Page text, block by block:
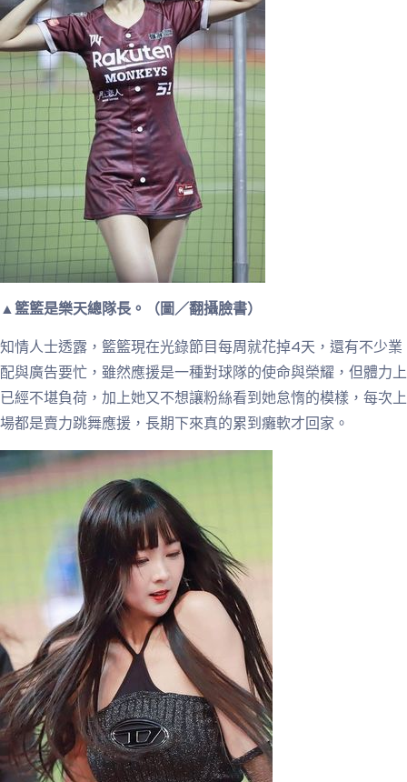
▲籃籃是樂天總隊長。（圖／翻攝臉書）
知情人士透露，籃籃現在光錄節目每周就花掉4天，還有不少業
配與廣告要忙，雖然應援是一種對球隊的使命與榮耀，但體力上
已經不堪負荷，加上她又不想讓粉絲看到她怠惰的模樣，每次上
場都是賣力跳舞應援，長期下來真的累到癱軟才回家。